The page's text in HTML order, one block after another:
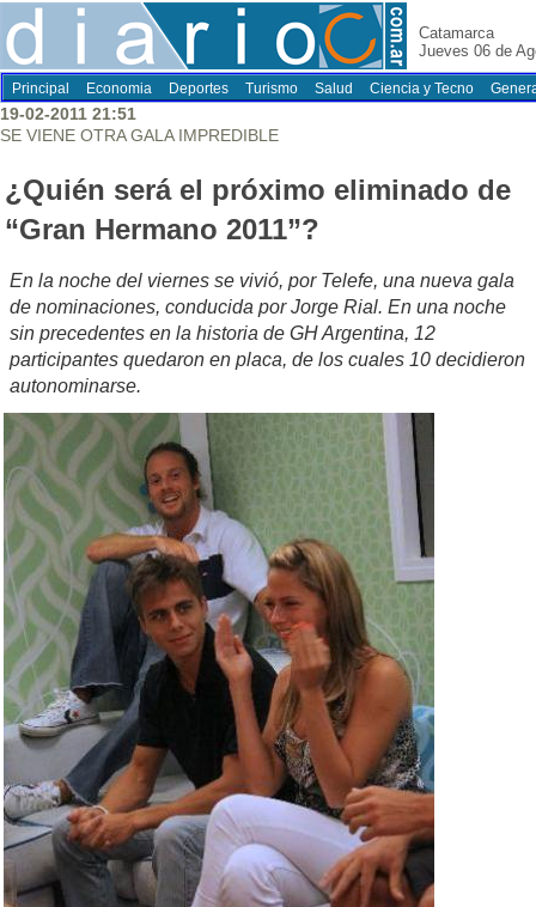
Catamarca
Jueves 06 de
Principal Economia Deportes Turismo Salud Ciencia y Tecno
19-02-2011 21:51
SE VIENE OTRA GALA IMPREDIBLE
¿Quién será el próximo eliminado de
“Gran Hermano 2011”?
En la noche del viernes se vivió, por Telefe, una nueva gala
de nominaciones, conducida por Jorge Rial. En una noche
sin precedentes en la historia de GH Argentina, 12
participantes quedaron en placa, de los cuales 10 decidieron
autonominarse.